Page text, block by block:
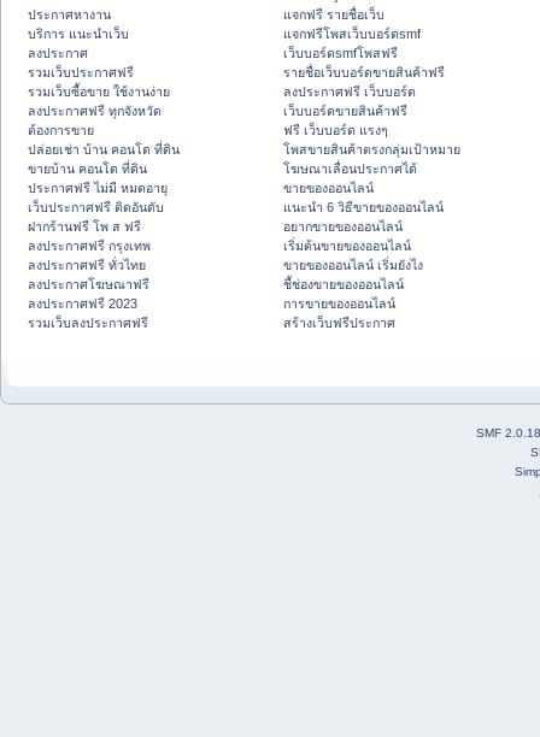
ประกาศหางาน
บริการ แนะนำเว็บ
ลงประกาศ
รวมเว็บประกาศฟรี
รวมเว็บซื้อขาย ใช้งานง่าย
ลงประกาศฟรี ทุกจังหวัด
ต้องการขาย
ปล่อยเช่า บ้าน คอนโด ที่ดิน
ขายบ้าน คอนโด ที่ดิน
ประกาศฟรี ไม่มี หมดอายุ
เว็บประกาศฟรี ติดอันดับ
ฝากร้านฟรี โพ ส ฟรี
ลงประกาศฟรี กรุงเทพ
ลงประกาศฟรี ทั่วไทย
ลงประกาศโฆษณาฟรี
ลงประกาศฟรี 2023
รวมเว็บลงประกาศฟรี
แจกฟรี รายชื่อเว็บ
แจกฟรีโพสเว็บบอร์ดsmf
เว็บบอร์ดsmfโพสฟรี
รายชื่อเว็บบอร์ดขายสินค้าฟรี
ลงประกาศฟรี เว็บบอร์ด
เว็บบอร์ดขายสินค้าฟรี
ฟรี เว็บบอร์ด แรงๆ
โพสขายสินค้าตรงกลุ่มเป้าหมาย
โฆษณาเลื่อนประกาศได้
ขายของออนไลน์
แนะนำ 6 วิธีขายของออนไลน์
อยากขายของออนไลน์
เริ่มต้นขายของออนไลน์
ขายของออนไลน์ เริ่มยังไง
ชี้ช่องขายของออนไลน์
การขายของออนไลน์
สร้างเว็บฟรีประกาศ
SMF 2.0.18